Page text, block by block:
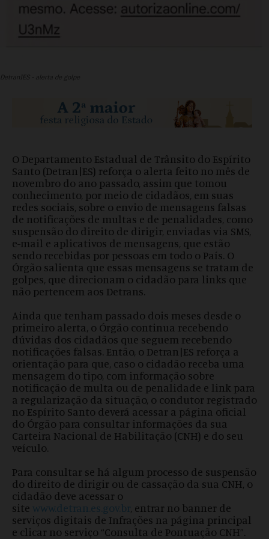
DetranIES - alerta de golpe
O Departamento Estadual de Trânsito do Espírito
Santo (Detran|ES) reforça o alerta feito no mês de
novembro do ano passado, assim que tomou
conhecimento, por meio de cidadãos, em suas
redes sociais, sobre o envio de mensagens falsas
de notificações de multas e de penalidades, como
suspensão do direito de dirigir, enviadas via SMS,
e-mail e aplicativos de mensagens, que estão
sendo recebidas por pessoas em todo o País. O
Órgão salienta que essas mensagens se tratam de
golpes, que direcionam o cidadão para links que
não pertencem aos Detrans.
Ainda que tenham passado dois meses desde o
primeiro alerta, o Órgão continua recebendo
dúvidas dos cidadãos que seguem recebendo
notificações falsas. Então, o Detran|ES reforça a
orientação para que, caso o cidadão receba uma
mensagem do tipo, com informação sobre
notificação de multa ou de penalidade e link para
a regularização da situação, o condutor registrado
no Espírito Santo deverá acessar a página oficial
do Órgão para consultar informações da sua
Carteira Nacional de Habilitação (CNH) e do seu
veículo.
Para consultar se há algum processo de suspensão
do direito de dirigir ou de cassação da sua CNH, o
cidadão deve acessar o
site www.detran.es.gov.br, entrar no banner de
serviços digitais de Infrações na página principal
e clicar no serviço “Consulta de Pontuação CNH”.